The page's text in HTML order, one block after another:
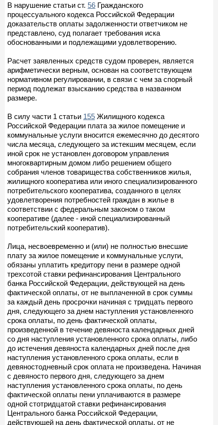
В нарушение статьи ст. 56 Гражданского
процессуального кодекса Российской Федерации
доказательств оплаты задолженности ответчиком не
представлено, суд полагает требования иска
обоснованными и подлежащими удовлетворению.
Расчет заявленных средств судом проверен, является
арифметически верным, основан на соответствующем
нормативном регулировании, в связи с чем за спорный
период подлежат взысканию средства в названном
размере.
В силу части 1 статьи 155 Жилищного кодекса
Российской Федерации плата за жилое помещение и
коммунальные услуги вносится ежемесячно до десятого
числа месяца, следующего за истекшим месяцем, если
иной срок не установлен договором управления
многоквартирным домом либо решением общего
собрания членов товарищества собственников жилья,
жилищного кооператива или иного специализированного
потребительского кооператива, созданного в целях
удовлетворения потребностей граждан в жилье в
соответствии с федеральным законом о таком
кооперативе (далее - иной специализированный
потребительский кооператив).
Лица, несвоевременно и (или) не полностью внесшие
плату за жилое помещение и коммунальные услуги,
обязаны уплатить кредитору пени в размере одной
трехсотой ставки рефинансирования Центрального
банка Российской Федерации, действующей на день
фактической оплаты, от не выплаченной в срок суммы
за каждый день просрочки начиная с тридцать первого
дня, следующего за днем наступления установленного
срока оплаты, по день фактической оплаты,
произведенной в течение девяноста календарных дней
со дня наступления установленного срока оплаты, либо
до истечения девяноста календарных дней после дня
наступления установленного срока оплаты, если в
девяностодневный срок оплата не произведена. Начиная
с девяносто первого дня, следующего за днем
наступления установленного срока оплаты, по день
фактической оплаты пени уплачиваются в размере
одной стотридцатой ставки рефинансирования
Центрального банка Российской Федерации,
действующей на день фактической оплаты, от не